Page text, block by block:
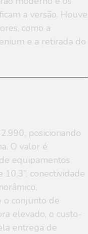
a versão. Houve
como a
e a retirada do
posicionando
O valor é
equipamentos
conectividade
o conjunto de
elevado, o custo-
entrega de